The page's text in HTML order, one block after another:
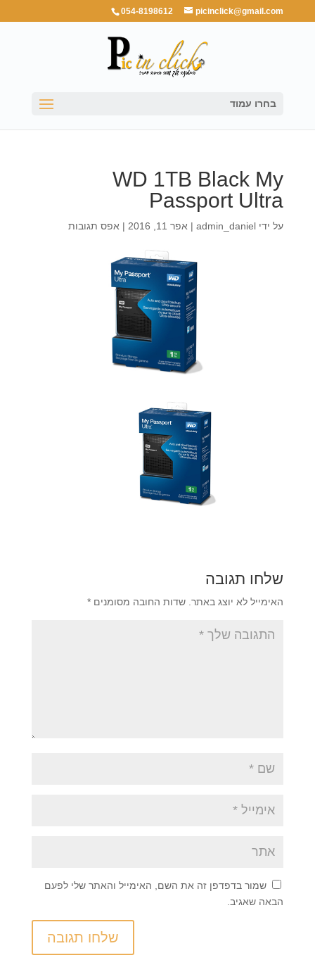
054-8198612 picinclick@gmail.com
בחרו עמוד
WD 1TB Black My
Passport Ultra
על ידי admin_daniel
| אפר 11, 2016 | אפס תגובות
שלחו תגובה
האימייל לא יוצג באתר. שדות החובה מסומנים *
שמור בדפדפן זה את השם, האימייל והאתר שלי לפעם
הבאה שאגיב.